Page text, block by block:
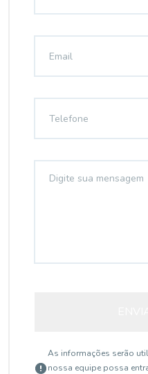
As informações serão
nossa equipe possa